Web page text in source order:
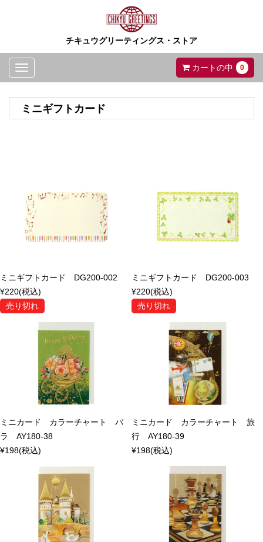
チキュウグリーティングス・ストア
Toggle
navigation
カートの中 0
ミニギフトカード
ミニギフトカード DG200-002
¥220(税込)
売り切れ
ミニギフトカード DG200-003
¥220(税込)
売り切れ
ミニカード カラーチャート バ
ラ AY180-38
¥198(税込)
ミニカード カラーチャート 旅
行 AY180-39
¥198(税込)